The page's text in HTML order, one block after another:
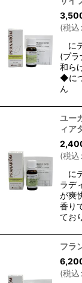
(税込:
に
(プラ
和ら
◆に
ん
ユー
ィア
(税込:
に
ラデ
が爽
香り
てお
フラ
(税込: